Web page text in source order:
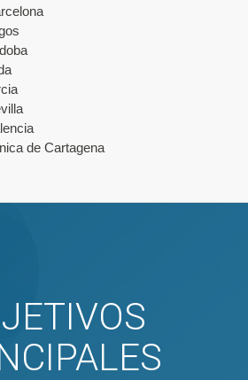
de Cartagena